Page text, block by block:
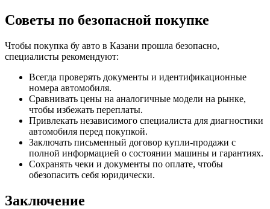
Советы по безопасной покупке
Чтобы покупка бу авто в Казани прошла безопасно,
специалисты рекомендуют:
Всегда проверять документы и идентификационные
номера автомобиля.
Сравнивать цены на аналогичные модели на рынке,
чтобы избежать переплаты.
Привлекать независимого специалиста для диагностики
автомобиля перед покупкой.
Заключать письменный договор купли-продажи с
полной информацией о состоянии машины и гарантиях.
Сохранять чеки и документы по оплате, чтобы
обезопасить себя юридически.
Заключение